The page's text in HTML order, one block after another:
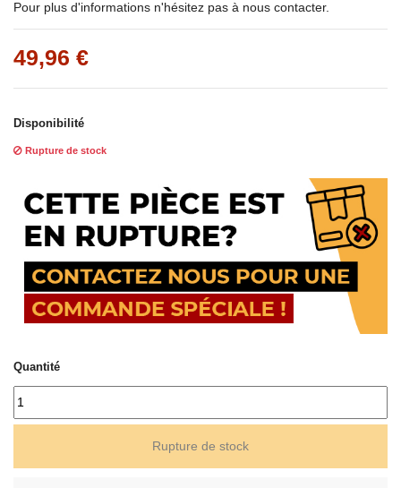
Pour plus d'informations n'hésitez pas à nous contacter.
49,96 €
Disponibilité
Rupture de stock
Quantité
Rupture de stock